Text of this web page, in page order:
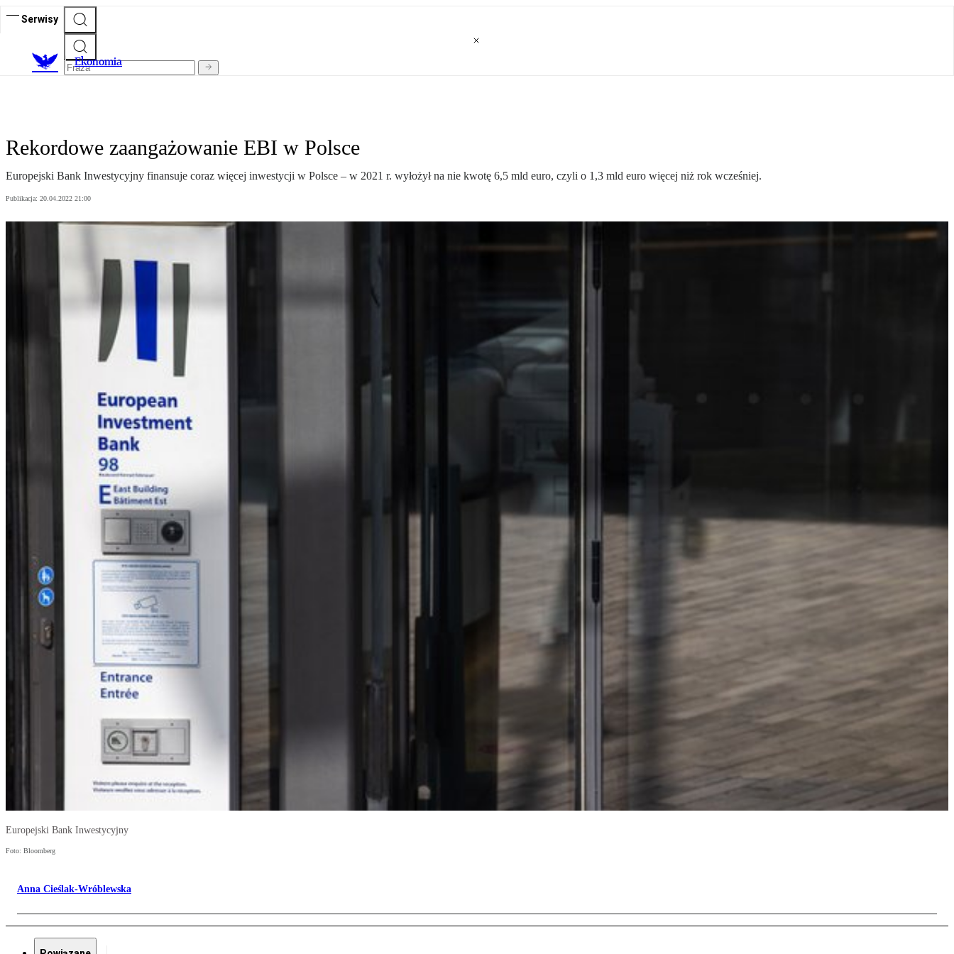
Serwisy
Ekonomia
Rekordowe zaangażowanie EBI w Polsce
Europejski Bank Inwestycyjny finansuje coraz więcej inwestycji w Polsce – w 2021 r. wyłożył na nie kwotę 6,5 mld euro, czyli o 1,3 mld euro więcej niż rok wcześniej.
Publikacja: 20.04.2022 21:00
Europejski Bank Inwestycyjny
Foto: Bloomberg
Anna Cieślak-Wróblewska